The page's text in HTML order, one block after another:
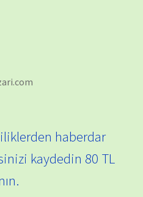
haberdar
kaydedin 80 TL